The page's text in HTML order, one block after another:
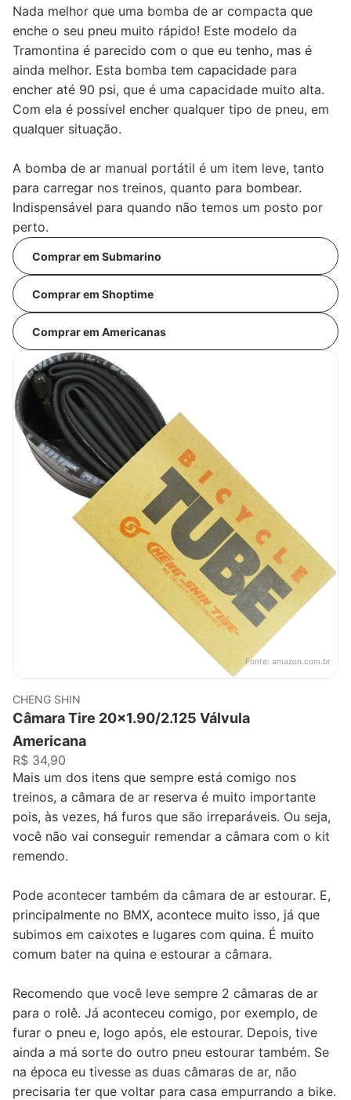
Nada melhor que uma bomba de ar compacta que
enche o seu pneu muito rápido! Este modelo da
Tramontina é parecido com o que eu tenho, mas é
ainda melhor. Esta bomba tem capacidade para
encher até 90 psi, que é uma capacidade muito alta.
Com ela é possível encher qualquer tipo de pneu, em
qualquer situação.
A bomba de ar manual portátil é um item leve, tanto
para carregar nos treinos, quanto para bombear.
Indispensável para quando não temos um posto por
perto.
Comprar em Submarino
Comprar em Shoptime
Comprar em Americanas
Fonte: amazon.com.br
CHENG SHIN
Câmara Tire 20x1.90/2.125 Válvula
Americana
R$ 34,90
Mais um dos itens que sempre está comigo nos
treinos, a câmara de ar reserva é muito importante
pois, às vezes, há furos que são irreparáveis. Ou seja,
você não vai conseguir remendar a câmara com o kit
remendo.
Pode acontecer também da câmara de ar estourar. E,
principalmente no BMX, acontece muito isso, já que
subimos em caixotes e lugares com quina. É muito
comum bater na quina e estourar a câmara.
Recomendo que você leve sempre 2 câmaras de ar
para o rolê. Já aconteceu comigo, por exemplo, de
furar o pneu e, logo após, ele estourar. Depois, tive
ainda a má sorte do outro pneu estourar também. Se
na época eu tivesse as duas câmaras de ar, não
precisaria ter que voltar para casa empurrando a bike.